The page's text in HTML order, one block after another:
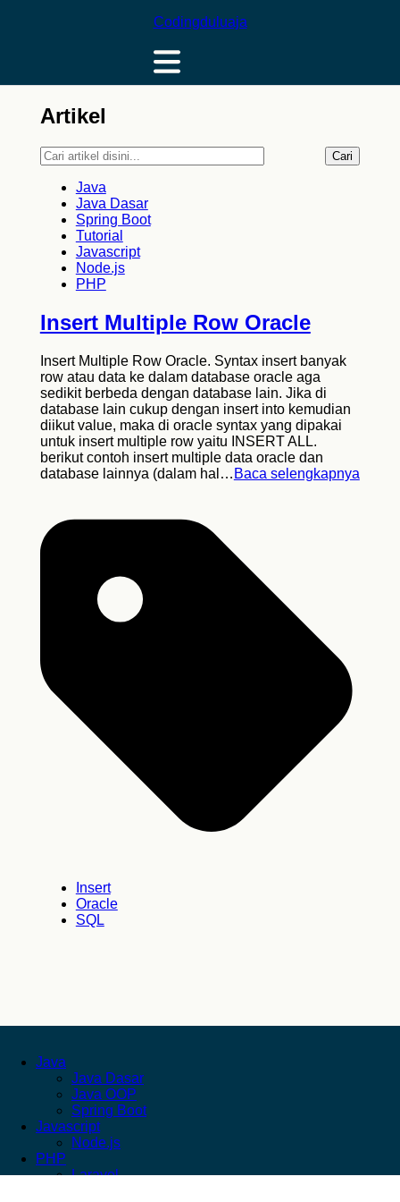
Codingduluaja
Artikel
Cari
Java
Java Dasar
Spring Boot
Tutorial
Javascript
Node.js
PHP
Insert Multiple Row Oracle
Insert Multiple Row Oracle. Syntax insert banyak
row atau data ke dalam database oracle aga
sedikit berbeda dengan database lain. Jika di
database lain cukup dengan insert into kemudian
diikut value, maka di oracle syntax yang dipakai
untuk insert multiple row yaitu INSERT ALL.
berikut contoh insert multiple data oracle dan
database lainnya (dalam hal… Baca selengkapnya
Insert
Oracle
SQL
Java
Java Dasar
Java OOP
Spring Boot
Javascript
Node.js
PHP
Laravel